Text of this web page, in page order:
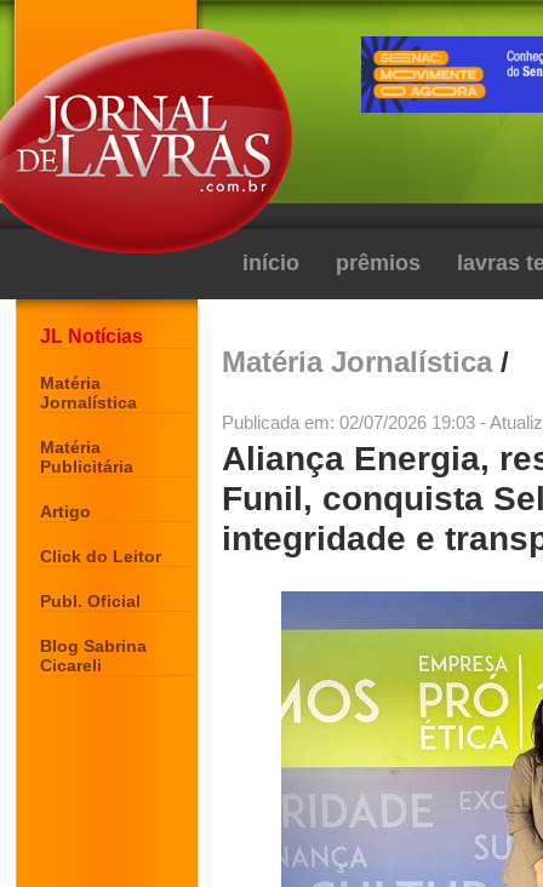
início prêmios lavras
JL Notícias
Matéria
Jornalística
Matéria
Publicitária
Artigo
Click do Leitor
Publ. Oficial
Blog Sabrina
Cicareli
Matéria Jornalística/
Publicada em: 02/07/2026 19:03 -
Aliança Energia,
Funil, conquista
integridade e